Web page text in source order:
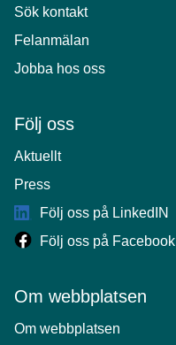
Sök kontakt
Felanmälan
Jobba hos oss
Följ oss
Aktuellt
Press
Följ oss på LinkedIN
Följ oss på Facebook
Om webbplatsen
Om webbplatsen